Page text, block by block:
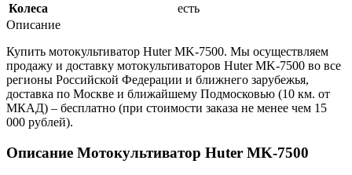
Колеса
есть
Описание
Купить мотокультиватор Huter MK-7500. Мы осуществляем
продажу и доставку мотокультиваторов Huter MK-7500 во все
регионы Российской Федерации и ближнего зарубежья,
доставка по Москве и ближайшему Подмосковью (10 км. от
МКАД) – бесплатно (при стоимости заказа не менее чем 15
000 рублей).
Описание Мотокультиватор Huter MK-7500